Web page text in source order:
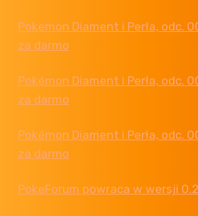
Pokemon Diament i Perła, odc.
za darmo
Pokémon Diament i Perła, odc.
za darmo
Pokémon Diament i Perła, odc.
za darmo
PokeForum powraca w wersji